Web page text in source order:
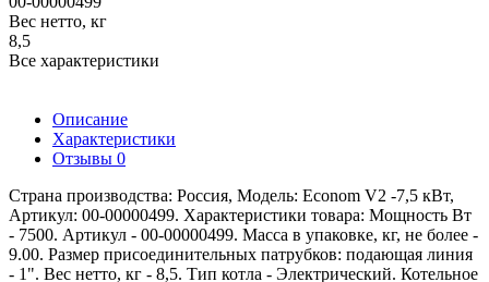
Вес нетто, кг
8,5
Все характеристики
Описание
Характеристики
Отзывы 0
Страна производства: Россия, Модель: Econom V2 -7,5 кВт,
Артикул: 00-00000499. Характеристики товара: Мощность Вт
- 7500. Артикул - 00-00000499. Масса в упаковке, кг, не более -
9.00. Размер присоединительных патрубков: подающая линия
- 1". Вес нетто, кг - 8,5. Тип котла - Электрический. Котельное